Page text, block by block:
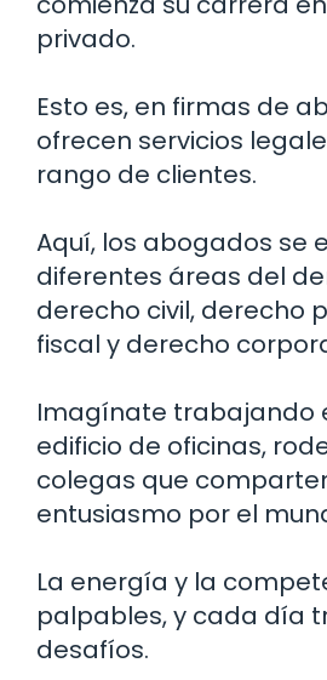
privado.
Esto es, en firmas de
ofrecen servicios
rango de clientes.
Aquí, los abogados se
diferentes áreas del
derecho civil, derecho
fiscal y derecho
Imagínate trabajando
edificio de oficinas,
colegas que
entusiasmo por el
La energía y la
palpables, y cada día
desafíos.